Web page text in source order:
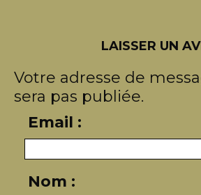
LAISSER UN
Votre adresse de
sera pas publiée.
Email :
Nom :